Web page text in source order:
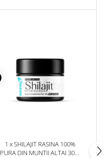
1 x SHILAJIT RASINA 100%
PURA DIN MUNTII ALTAI 30G.